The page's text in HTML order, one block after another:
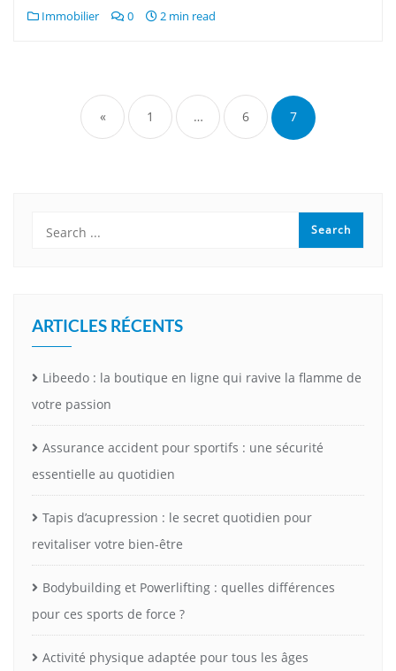
Immobilier 0 2 min read
des
publications
« 1 … 6 7
ARTICLES RÉCENTS
Libeedo : la boutique en ligne qui ravive la flamme de
votre passion
Assurance accident pour sportifs : une sécurité
essentielle au quotidien
Tapis d’acupression : le secret quotidien pour
revitaliser votre bien-être
Bodybuilding et Powerlifting : quelles différences
pour ces sports de force ?
Activité physique adaptée pour tous les âges